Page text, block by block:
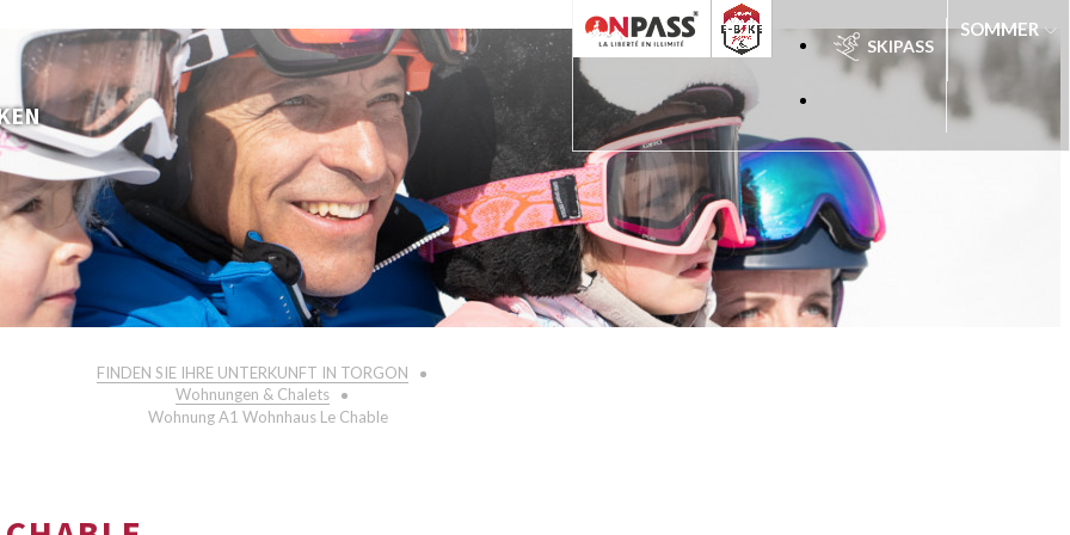
SKIPASS
SOMMER
FINDEN SIE IHRE UNTERKUNFT IN TORGON
Wohnungen & Chalets
Wohnung A1 Wohnhaus Le Chable